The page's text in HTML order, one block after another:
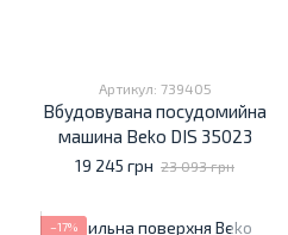
Артикул: 739405
Вбудовувана посудомийна
машина Beko DIS 35023
19 245 грн 23 093 грн
−17%